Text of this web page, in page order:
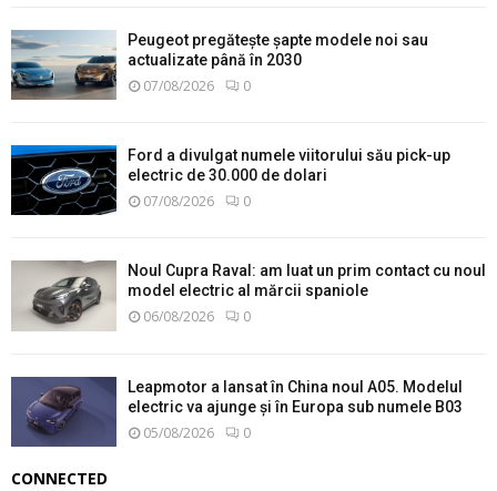
Peugeot pregătește șapte modele noi sau
actualizate până în 2030
07/08/2026 0
Ford a divulgat numele viitorului său pick-up
electric de 30.000 de dolari
07/08/2026 0
Noul Cupra Raval: am luat un prim contact cu noul
model electric al mărcii spaniole
06/08/2026 0
Leapmotor a lansat în China noul A05. Modelul
electric va ajunge și în Europa sub numele B03
05/08/2026 0
CONNECTED